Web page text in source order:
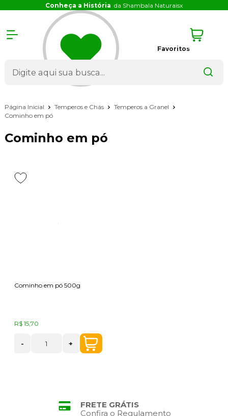
Conheça a História da Shambala Naturaisx
Favoritos
Página Inicial Temperos e Chás
Temperos a Granel
Cominho em pó
Cominho em pó
Cominho em pó 500g
R$ 15,70
- +
FRETE GRÁTIS
Confira o Regulamento